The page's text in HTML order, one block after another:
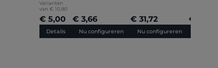
Varianten
van € 10,80
€ 5,00
Details
€ 3,66
Nu configureren
€ 31,72
Nu configureren
€ 4,27